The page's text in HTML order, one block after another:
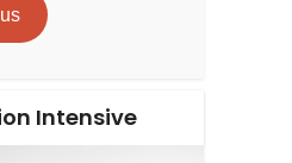
Intensive